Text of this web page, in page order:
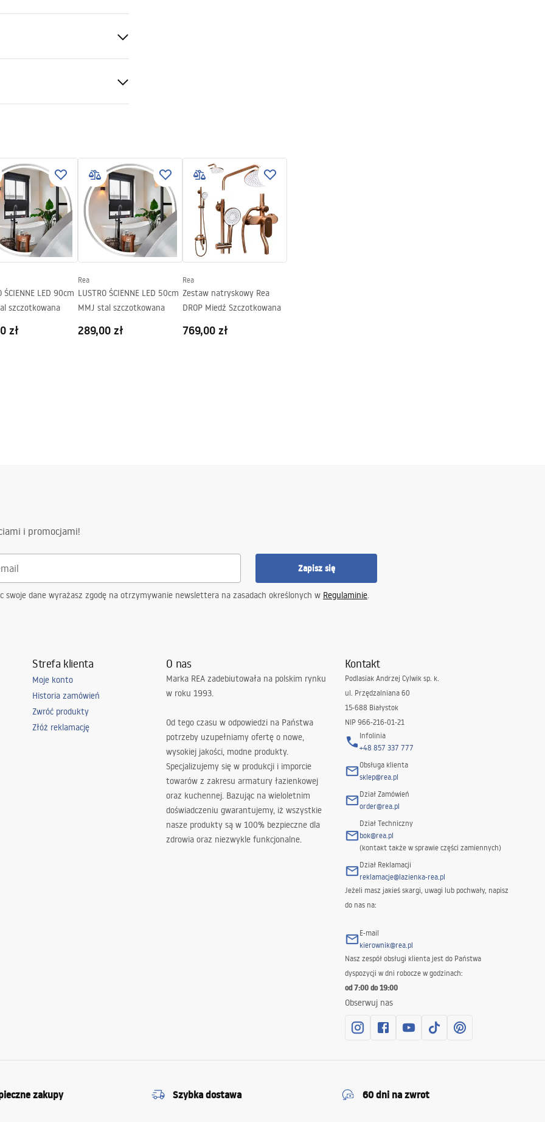
z sitkiem, zaczepy
z sitkiem
podłączenia
ŚCIENNE LED 90cm
szczotkowana
zł
Rea
LUSTRO ŚCIENNE LED 50cm
MMJ stal szczotkowana
289,00 zł
Rea
Zestaw natryskowy Rea
DROP Miedź Szczotkowana
769,00 zł
i promocjami!
Zapisz się
swoje dane wyrażasz zgodę na otrzymywanie newslettera na zasadach określonych w Regulaminie.
Strefa klienta
Moje konto
Historia zamówień
Zwróć produkty
Złóż reklamację
O nas
Marka REA zadebiutowała na polskim rynku
w roku 1993.
Od tego czasu w odpowiedzi na Państwa
potrzeby uzupełniamy ofertę o nowe,
wysokiej jakości, modne produkty.
Specjalizujemy się w produkcji i imporcie
towarów z zakresu armatury łazienkowej
oraz kuchennej. Bazując na wieloletnim
doświadczeniu gwarantujemy, iż wszystkie
nasze produkty są w 100% bezpieczne dla
zdrowia oraz niezwykle funkcjonalne.
Kontakt
Podlasiak Andrzej Cylwik sp. k.
ul. Przędzalniana 60
15-688 Białystok
NIP 966-216-01-21
Infolinia
+48 857 337 777
Obsługa klienta
sklep@rea.pl
Dział Zamówień
order@rea.pl
Dział Techniczny
bok@rea.pl
(kontakt także w sprawie części zamiennych)
Dział Reklamacji
reklamacje@lazienka-rea.pl
Jeżeli masz jakieś skargi, uwagi lub pochwały, napisz
do nas na:
E-mail
kierownik@rea.pl
Nasz zespół obsługi klienta jest do Państwa
dyspozycji w dni robocze w godzinach:
od 7:00 do 19:00
Obserwuj nas
zakupy Szybka dostawa 60 dni na zwrot